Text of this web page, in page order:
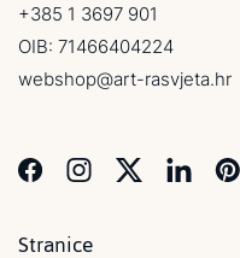
+385 1 3697 901
OIB: 71466404224
webshop@art-rasvjeta.hr
Stranice